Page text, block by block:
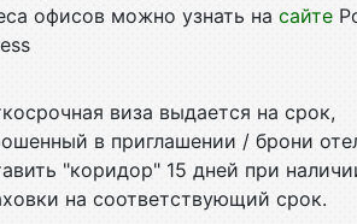
офисов можно узнать на сайте
виза выдается на срок,
в приглашении / брони
"коридор" 15 дней при
на соответствующий срок.